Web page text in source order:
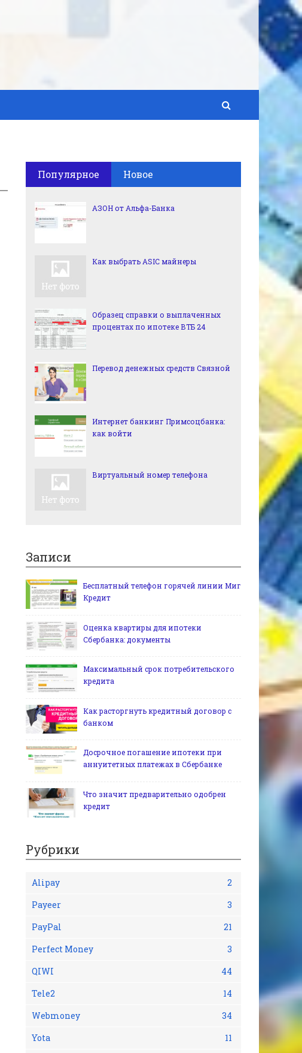
Популярное Новое
АЗОН от Альфа-Банка
Как выбрать ASIC майнеры
Образец справки о выплаченных
процентах по ипотеке ВТБ 24
Перевод денежных средств Связной
Интернет банкинг Примсоцбанка:
как войти
Виртуальный номер телефона
Записи
Бесплатный телефон горячей линии Миг
Кредит
Оценка квартиры для ипотеки
Сбербанка: документы
Максимальный срок потребительского
кредита
Как расторгнуть кредитный договор с
банком
Досрочное погашение ипотеки при
аннуитетных платежах в Сбербанке
Что значит предварительно одобрен
кредит
Рубрики
Alipay
2
Payeer
3
PayPal
21
Perfect Money
3
QIWI
44
Tele2
14
Webmoney
34
Yota
11